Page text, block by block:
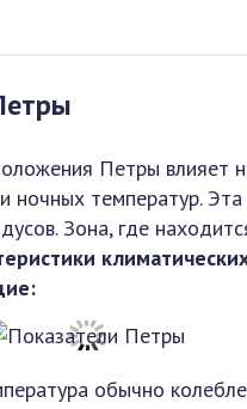
Петры влияет
ночных температур. Эта
Зона, где
обычно